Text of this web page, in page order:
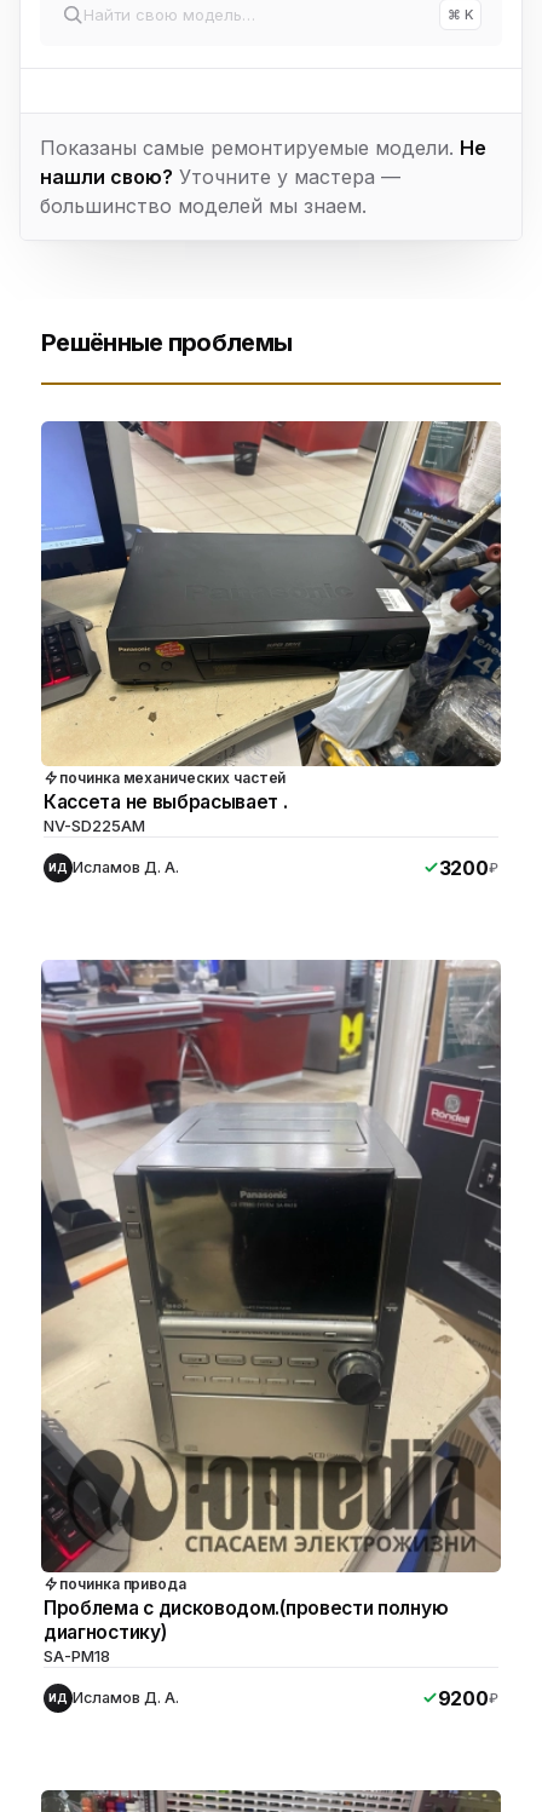
⌘ K
Показаны самые ремонтируемые модели. Не
нашли свою? Уточните у мастера —
большинство моделей мы знаем.
Решённые проблемы
починка механических частей
Кассета не выбрасывает .
NV-SD225AM
ИД Исламов Д. А. 3200₽
починка привода
Проблема с дисководом.(провести полную
диагностику)
SA-PM18
ИД Исламов Д. А. 9200₽